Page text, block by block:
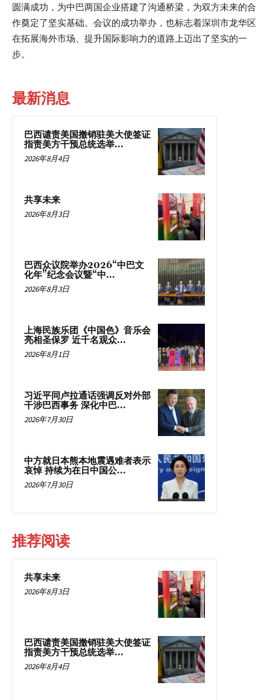
圆满成功，为中巴两国企业搭建了沟通桥梁，为双方未来的合
作奠定了坚实基础。会议的成功举办，也标志着深圳市龙华区
在拓展海外市场、提升国际影响力的道路上迈出了坚实的一
步。
最新消息
巴西谴责美国撤销驻美大使签证
指责美方干预总统选举...
2026年8月4日
共享未来
2026年8月3日
巴西众议院举办2026“中巴文
化年”纪念会议暨“中...
2026年8月3日
上海民族乐团《中国色》音乐会
亮相圣保罗 近千名观众...
2026年8月1日
习近平同卢拉通话强调反对外部
干涉巴西事务 深化中巴...
2026年7月30日
中方就日本熊本地震遇难者表示
哀悼 持续为在日中国公...
2026年7月30日
推荐阅读
共享未来
2026年8月3日
巴西谴责美国撤销驻美大使签证
指责美方干预总统选举...
2026年8月4日